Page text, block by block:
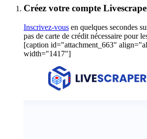
Créez votre compte
Inscrivez-vous en quelques secondes
pas de carte de crédit nécessaire pour
[caption id="attachment_663"
width="1417"]